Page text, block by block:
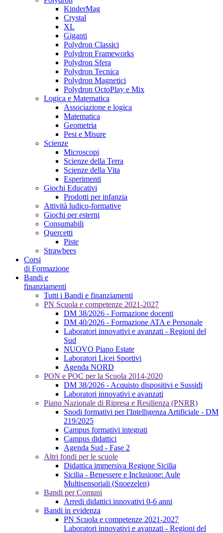
KinderMag
Crystal
XL
Giganti
Polydron Classici
Polydron Frameworks
Polydron Sfera
Polydron Tecnica
Polydron Magnetici
Polydron OctoPlay e Mix
Logica e Matematica
Associazione e logica
Matematica
Geometria
Pesi e Misure
Scienze
Microscopi
Scienze della Terra
Scienze della Vita
Esperimenti
Giochi Educativi
Prodotti per infanzia
Attività ludico-formative
Giochi per esterni
Consumabili
Quercetti
Piste
Strawbees
Corsi
di Formazione
Bandi e
finanziamenti
Tutti i Bandi e finanziamenti
PN Scuola e competenze 2021-2027
DM 38/2026 - Formazione docenti
DM 40/2026 - Formazione ATA e Personale
Laboratori innovativi e avanzati - Regioni del
Sud
NUOVO Piano Estate
Laboratori Licei Sportivi
Agenda NORD
PON e POC per la Scuola 2014-2020
DM 38/2026 - Acquisto dispositivi e Sussidi
Laboratori innovativi e avanzati
Piano Nazionale di Ripresa e Resilienza (PNRR)
Snodi formativi per l'Intelligenza Artificiale - DM
219/2025
Campus formativi integrati
Campus didattici
Agenda Sud - Fase 2
Altri fondi per le scuole
Didattica immersiva Regione Sicilia
Sicilia - Benessere e Inclusione: Aule
Multisensoriali (Snoezelen)
Bandi per Comuni
Arredi didattici innovativi 0-6 anni
Bandi in evidenza
PN Scuola e competenze 2021-2027
Laboratori innovativi e avanzati - Regioni del